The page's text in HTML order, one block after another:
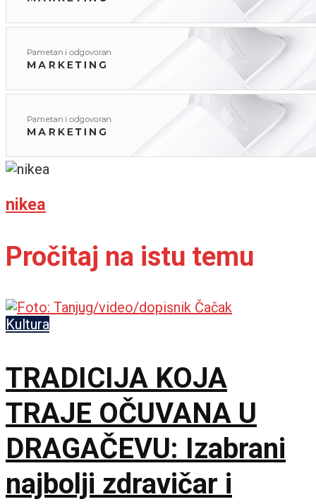
nikea
Pročitaj na istu temu
Kultura
TRADICIJA KOJA
TRAJE OČUVANA U
DRAGAČEVU: Izabrani
najbolji zdravičar i